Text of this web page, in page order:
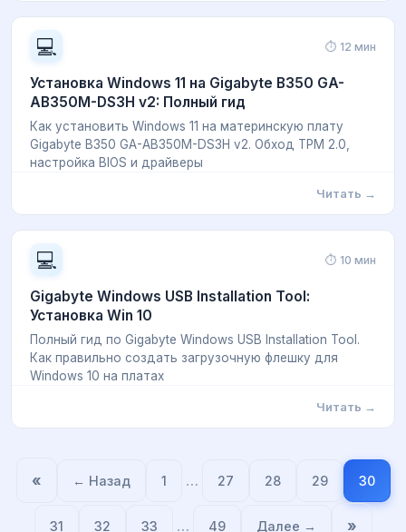
💻 ⏱ 12 мин
Установка Windows 11 на Gigabyte B350 GA-
AB350M-DS3H v2: Полный гид
Как установить Windows 11 на материнскую плату
Gigabyte B350 GA-AB350M-DS3H v2. Обход TPM 2.0,
настройка BIOS и драйверы
Читать →
💻 ⏱ 10 мин
Gigabyte Windows USB Installation Tool:
Установка Win 10
Полный гид по Gigabyte Windows USB Installation Tool.
Как правильно создать загрузочную флешку для
Windows 10 на платах
Читать →
« ← Назад 1 … 27 28 29 30
31 32 33 … 49 Далее → »